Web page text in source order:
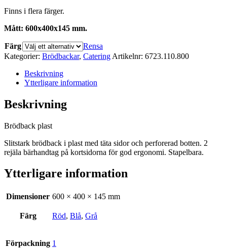
Finns i flera färger.
Mått: 600x400x145 mm.
Färg
Rensa
Kategorier: Brödbackar, Catering Artikelnr: 6723.110.800
Beskrivning
Ytterligare information
Beskrivning
Brödback plast
Slitstark brödback i plast med täta sidor och perforerad botten. 2
rejäla bärhandtag på kortsidorna för god ergonomi. Stapelbara.
Ytterligare information
Dimensioner 600 × 400 × 145 mm
Färg Röd, Blå, Grå
Förpackning 1